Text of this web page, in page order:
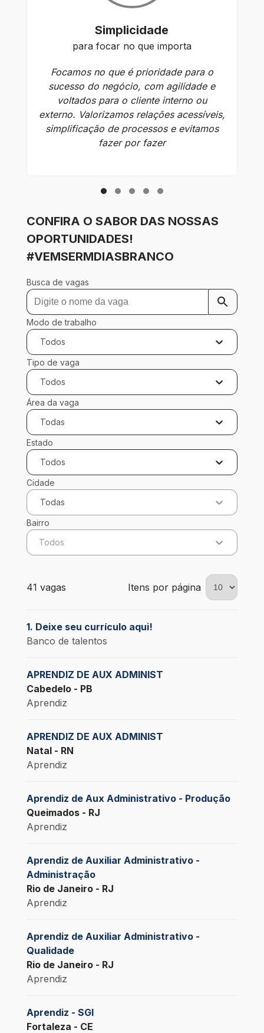
Simplicidade
para focar no que importa
Focamos no que é prioridade para o
sucesso do negócio, com agilidade e
voltados para o cliente interno ou
externo. Valorizamos relações acessíveis,
simplificação de processos e evitamos
fazer por fazer
CONFIRA O SABOR DAS NOSSAS
OPORTUNIDADES!
#VEMSERMDIASBRANCO
Busca de vagas
Modo de trabalho
Todos
Tipo de vaga
Todos
Área da vaga
Todas
Estado
Todos
Cidade
Todas
Bairro
Todos
41 vagas encontradas para 0 filtros aplicados
41 vagas Itens por página
1. Deixe seu currículo aqui!
Banco de talentos
APRENDIZ DE AUX ADMINIST
Cabedelo - PB
Aprendiz
APRENDIZ DE AUX ADMINIST
Natal - RN
Aprendiz
Aprendiz de Aux Administrativo - Produção
Queimados - RJ
Aprendiz
Aprendiz de Auxiliar Administrativo -
Administração
Rio de Janeiro - RJ
Aprendiz
Aprendiz de Auxiliar Administrativo -
Qualidade
Rio de Janeiro - RJ
Aprendiz
Aprendiz - SGI
Fortaleza - CE